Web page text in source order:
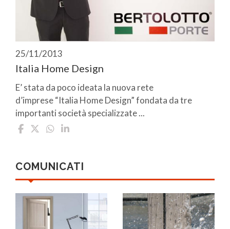
25/11/2013
Italia Home Design
E’ stata da poco ideata la nuova rete
d’imprese “Italia Home Design” fondata da tre
importanti società specializzate ...
COMUNICATI